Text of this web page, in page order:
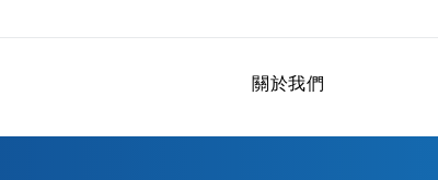
關於我們